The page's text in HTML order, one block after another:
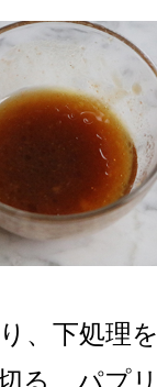
、下処理
る。パプ